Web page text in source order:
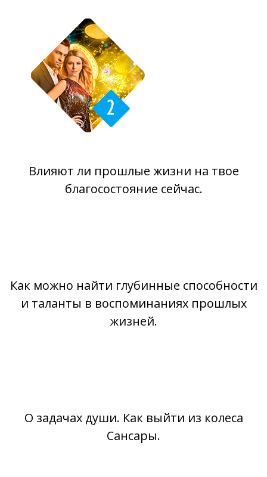
Влияют ли прошлые жизни на твое
благосостояние сейчас.
Как можно найти глубинные способности
и таланты в воспоминаниях прошлых
жизней.
О задачах души. Как выйти из колеса
Сансары.